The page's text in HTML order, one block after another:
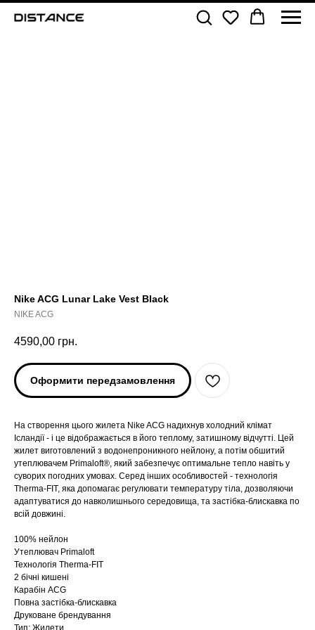
Nike ACG Lunar Lake Vest Black
NIKE ACG
4590,00 грн.
Оформити передзамовлення
На створення цього жилета Nike ACG надихнув холодний клімат
Ісландії - і це відображається в його теплому, затишному відчутті. Цей
жилет виготовлений з водонепроникного нейлону, а потім обшитий
утеплювачем Primaloft®, який забезпечує оптимальне тепло навіть у
суворих погодних умовах. Серед інших особливостей - технологія
Therma-FIT, яка допомагає регулювати температуру тіла, дозволяючи
адаптуватися до навколишнього середовища, та застібка-блискавка по
всій довжині.
100% нейлон
Утеплювач Primaloft
Технологія Therma-FIT
2 бічні кишені
Карабін ACG
Повна застібка-блискавка
Друковане брендування
AND WANDER
AND WANDER
ARC'TERYX
ARC'TERYX